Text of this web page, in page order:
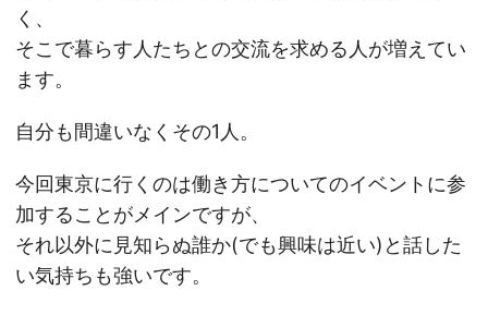
く、
そこで暮らす人たちとの交流を求める人が増えてい
ます。
自分も間違いなくその1人。
今回東京に行くのは働き方についてのイベントに参
加することがメインですが、
それ以外に見知らぬ誰か(でも興味は近い)と話した
い気持ちも強いです。